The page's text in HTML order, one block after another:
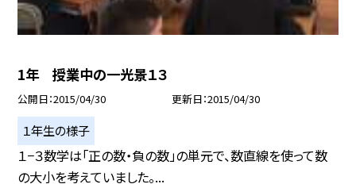
1年 授業中の一光景１３
公開日 2015/04/30 更新日 2015/04/30
１年生の様子
１−３数学は「正の数・負の数」の単元で、数直線を使って数
の大小を考えていました。...